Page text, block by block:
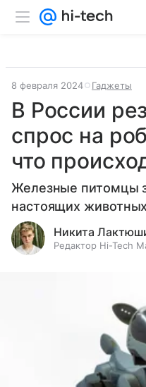
8 февраля 2024 Гаджеты
В России
спрос на
что
Железные питомцы
настоящих
Никита
Редактор Hi-Tech